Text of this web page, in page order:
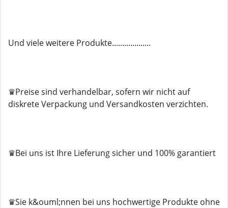
Und viele weitere Produkte...................
♛Preise sind verhandelbar, sofern wir nicht auf
diskrete Verpackung und Versandkosten verzichten.
♛Bei uns ist Ihre Lieferung sicher und 100% garantiert
♛Sie k&ouml;nnen bei uns hochwertige Produkte ohne